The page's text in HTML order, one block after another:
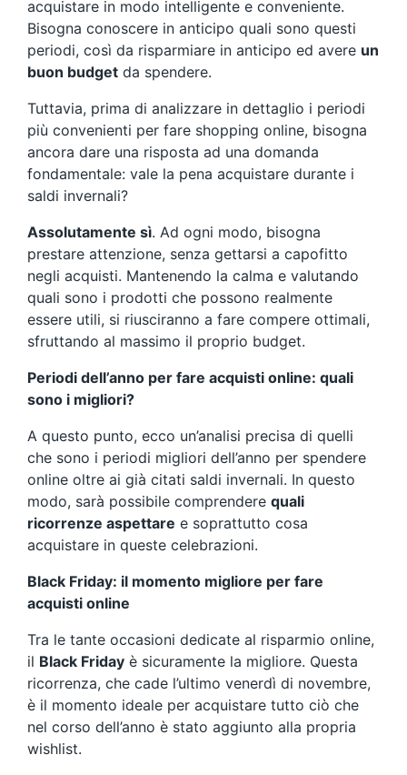
acquistare in modo intelligente e conveniente.
Bisogna conoscere in anticipo quali sono questi
periodi, così da risparmiare in anticipo ed avere un
buon budget da spendere.
Tuttavia, prima di analizzare in dettaglio i periodi
più convenienti per fare shopping online, bisogna
ancora dare una risposta ad una domanda
fondamentale: vale la pena acquistare durante i
saldi invernali?
Assolutamente sì. Ad ogni modo, bisogna
prestare attenzione, senza gettarsi a capofitto
negli acquisti. Mantenendo la calma e valutando
quali sono i prodotti che possono realmente
essere utili, si riusciranno a fare compere ottimali,
sfruttando al massimo il proprio budget.
Periodi dell’anno per fare acquisti online: quali
sono i migliori?
A questo punto, ecco un’analisi precisa di quelli
che sono i periodi migliori dell’anno per spendere
online oltre ai già citati saldi invernali. In questo
modo, sarà possibile comprendere quali
ricorrenze aspettare e soprattutto cosa
acquistare in queste celebrazioni.
Black Friday: il momento migliore per fare
acquisti online
Tra le tante occasioni dedicate al risparmio online,
il Black Friday è sicuramente la migliore. Questa
ricorrenza, che cade l’ultimo venerdì di novembre,
è il momento ideale per acquistare tutto ciò che
nel corso dell’anno è stato aggiunto alla propria
wishlist.